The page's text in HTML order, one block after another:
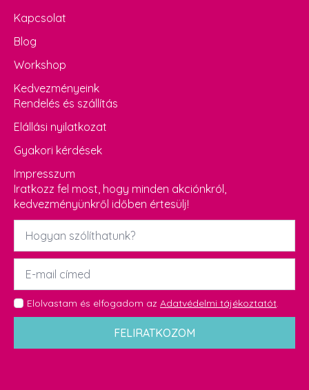
Kapcsolat
Blog
Workshop
Kedvezményeink
Rendelés és szállítás
Elállási nyilatkozat
Gyakori kérdések
Impresszum
Iratkozz fel most, hogy minden akciónkról,
kedvezményünkről időben értesülj!
Név
Email
GDPR
*
Elolvastam és elfogadom az Adatvédelmi tájékoztatót.
FELIRATKOZOM